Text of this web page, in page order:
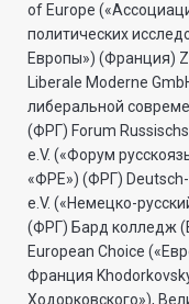
of Europe
политических
Европы») (Франция)
Liberale Moderne
либеральной
(ФРГ) Forum
e.V. («Форум
«ФРЕ») (ФРГ)
e.V. («Немецко-
(ФРГ) Бард колледж
European Choice
Франция
Ходорковского»),